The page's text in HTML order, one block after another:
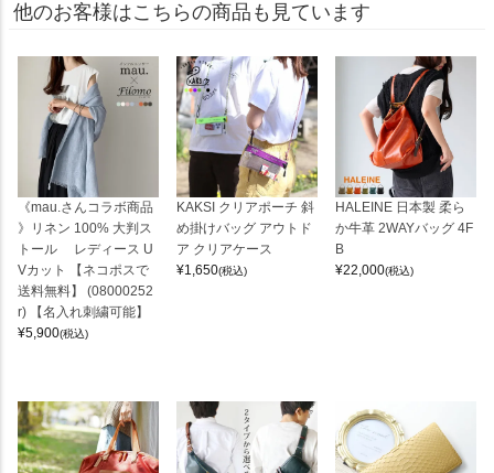
他のお客様はこちらの商品も見ています
《mau.さんコラボ商品
》リネン 100% 大判ス
トール レディース U
Vカット 【ネコポスで
送料無料】 (08000252
r) 【名入れ刺繍可能】
¥5,900(税込)
KAKSI クリアポーチ 斜
め掛けバッグ アウトド
ア クリアケース
¥1,650(税込)
HALEINE 日本製 柔ら
か牛革 2WAYバッグ 4F
B
¥22,000(税込)